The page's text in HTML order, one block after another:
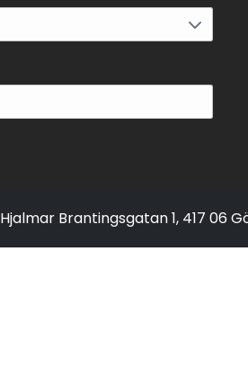
Hjalmar Brantingsgatan 1, 417 06